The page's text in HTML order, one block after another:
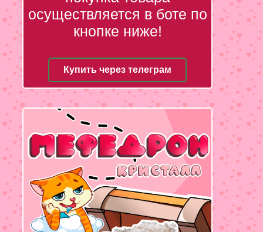
осуществляется в боте по
кнопке ниже!
Купить через телеграм